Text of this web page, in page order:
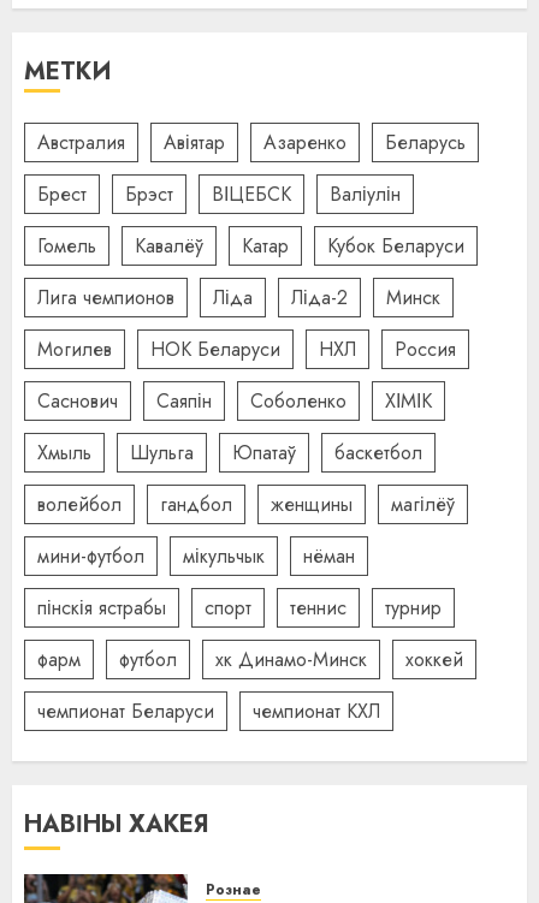
МЕТКИ
Австралия Авіятар Азаренко
Беларусь
Брест
Брэст ВІЦЕБСК
Валіулін
Гомель
Кавалёў Катар
Кубок Беларуси
Лига чемпионов
Ліда Ліда-2
Минск
Могилев
НОК Беларуси НХЛ
Россия
Саснович
Саяпін Соболенко
ХІМІК
Хмыль
Шульга Юпатаў
баскетбол
волейбол
гандбол женщины
магілёў
мини-футбол
мікульчык
нёман
пінскія ястрабы
спорт теннис
турнир
фарм
футбол хк Динамо-Минск
хоккей
чемпионат Беларуси
чемпионат КХЛ
НАВІНЫ ХАКЕЯ
Рознае